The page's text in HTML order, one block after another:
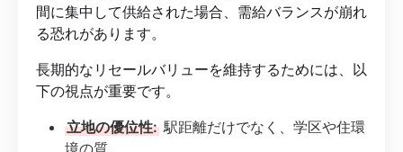
間に集中して供給された場合、需給バランスが崩れ
る恐れがあります。
長期的なリセールバリューを維持するためには、以
下の視点が重要です。
立地の優位性: 駅距離だけでなく、学区や住環
境の質。